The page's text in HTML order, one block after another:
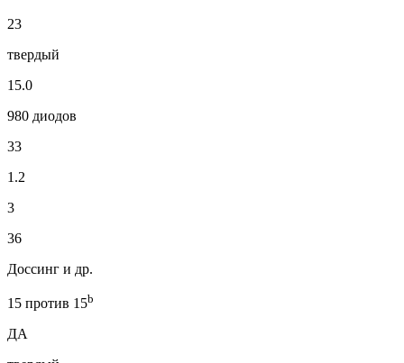
23
твердый
15.0
980 диодов
33
1.2
3
36
Доссинг и др.
15 против 15b
ДА